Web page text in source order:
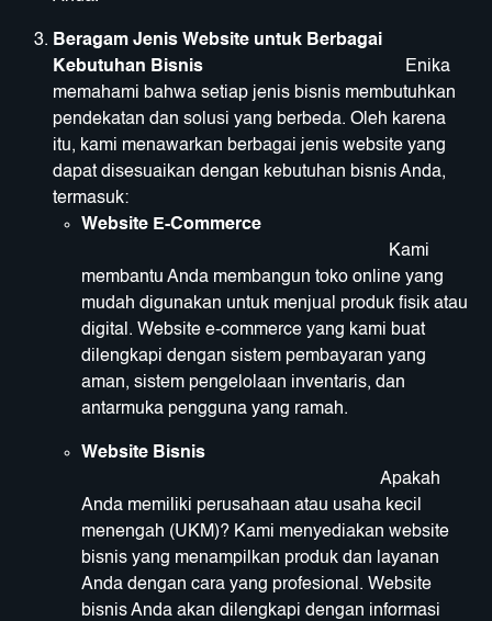
Beragam Jenis Website untuk Berbagai
Kebutuhan Bisnis
Enika
memahami bahwa setiap jenis bisnis membutuhkan
pendekatan dan solusi yang berbeda. Oleh karena
itu, kami menawarkan berbagai jenis website yang
dapat disesuaikan dengan kebutuhan bisnis Anda,
termasuk:
Website E-Commerce
Kami
membantu Anda membangun toko online yang
mudah digunakan untuk menjual produk fisik atau
digital. Website e-commerce yang kami buat
dilengkapi dengan sistem pembayaran yang
aman, sistem pengelolaan inventaris, dan
antarmuka pengguna yang ramah.
Website Bisnis
Apakah
Anda memiliki perusahaan atau usaha kecil
menengah (UKM)? Kami menyediakan website
bisnis yang menampilkan produk dan layanan
Anda dengan cara yang profesional. Website
bisnis Anda akan dilengkapi dengan informasi